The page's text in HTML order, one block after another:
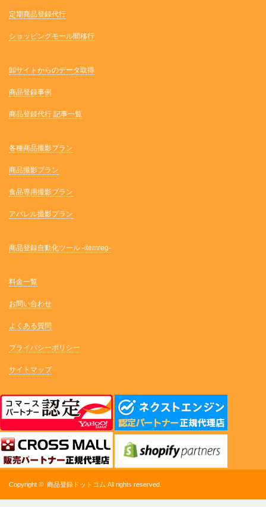
定期商品登録代行
ショッピングモール間移行
卸サイトからのデータ取得
商品登録事例
商品登録代行 記事一覧
各種商品撮影プラン
商品撮影プラン
食品専用撮影プラン
アパレル撮影プラン
商品登録自動化ツール -itemreg-
料金一覧
お問い合わせ
よくある質問
プライバシーポリシー
サイトマップ
Copyright © 商品登録ドットコム All rights reserved.